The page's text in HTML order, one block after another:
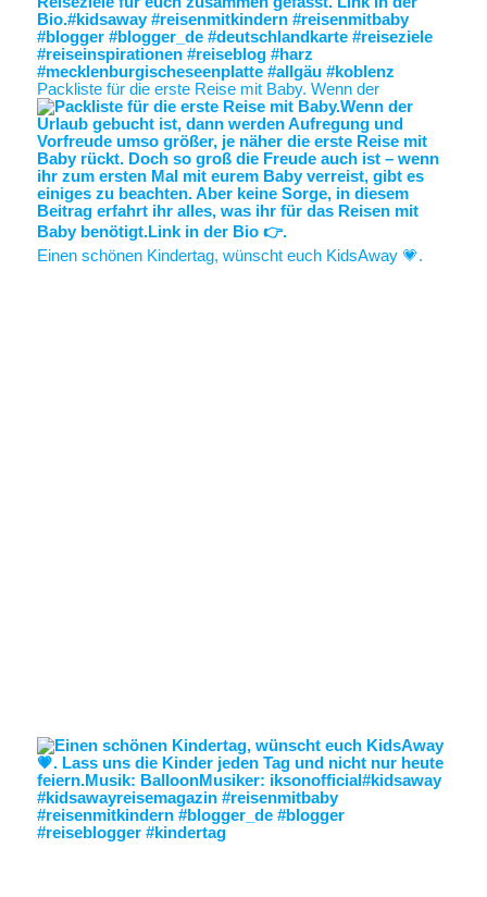
Packliste für die erste Reise mit Baby. Wenn der
Einen schönen Kindertag, wünscht euch KidsAway 💗.